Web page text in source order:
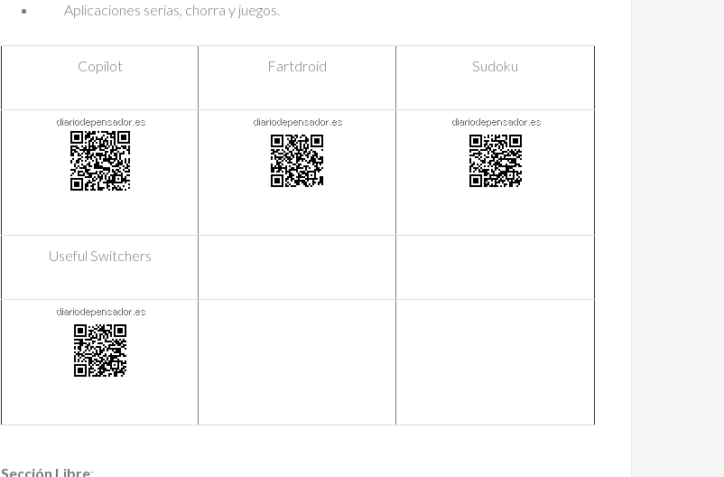
Aplicaciones serías, chorra y juegos.
Copilot Fartdroid Sudoku
Useful Switchers
Sección Libre: